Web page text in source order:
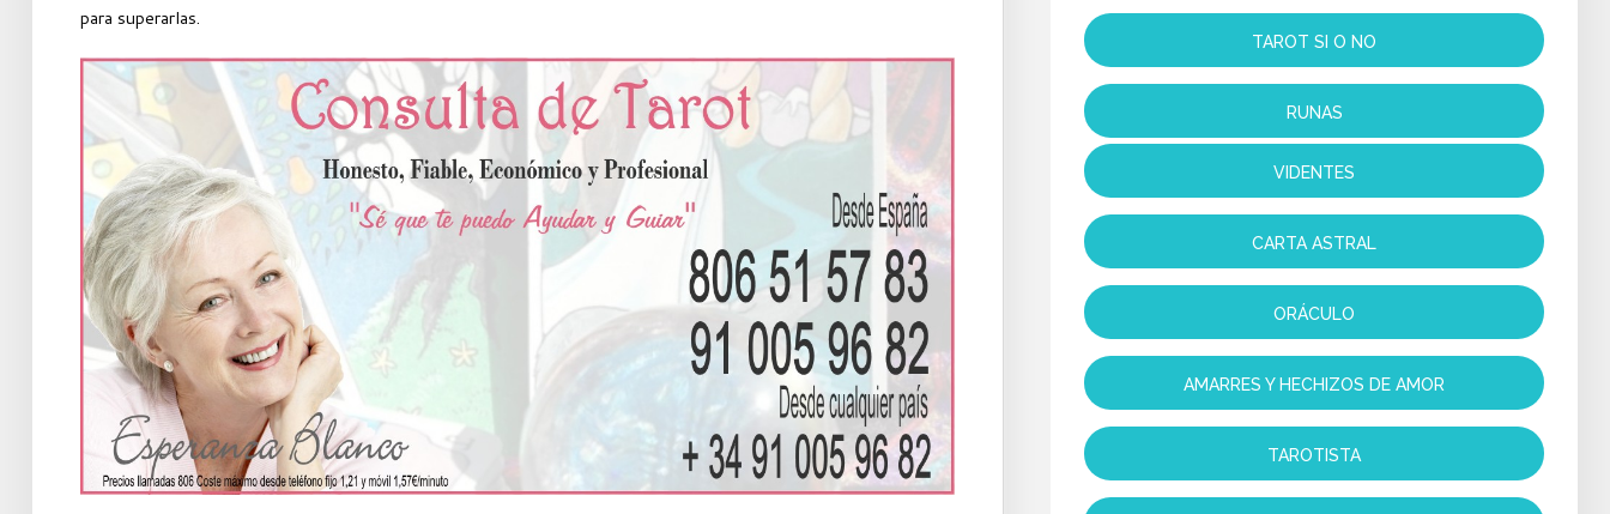
para superarlas.
TAROT SI O NO
RUNAS
VIDENTES
CARTA ASTRAL
ORÁCULO
AMARRES Y HECHIZOS DE AMOR
TAROTISTA